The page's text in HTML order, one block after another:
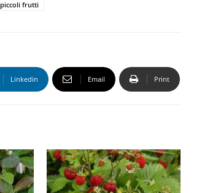
piccoli frutti
Linkedin Email Print